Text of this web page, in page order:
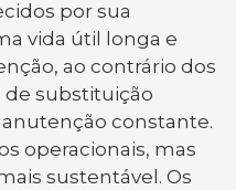
por sua
vida útil longa e
ao contrário dos
substituição
constante.
operacionais, mas
sustentável. Os